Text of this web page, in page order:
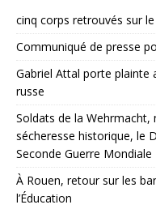
cinq corps retrouvés sur
Communiqué de presse
Gabriel Attal porte plainte
russe
Soldats de la
sécheresse historique, le
Seconde Guerre Mondiale
À Rouen, retour sur les
l’Éducation